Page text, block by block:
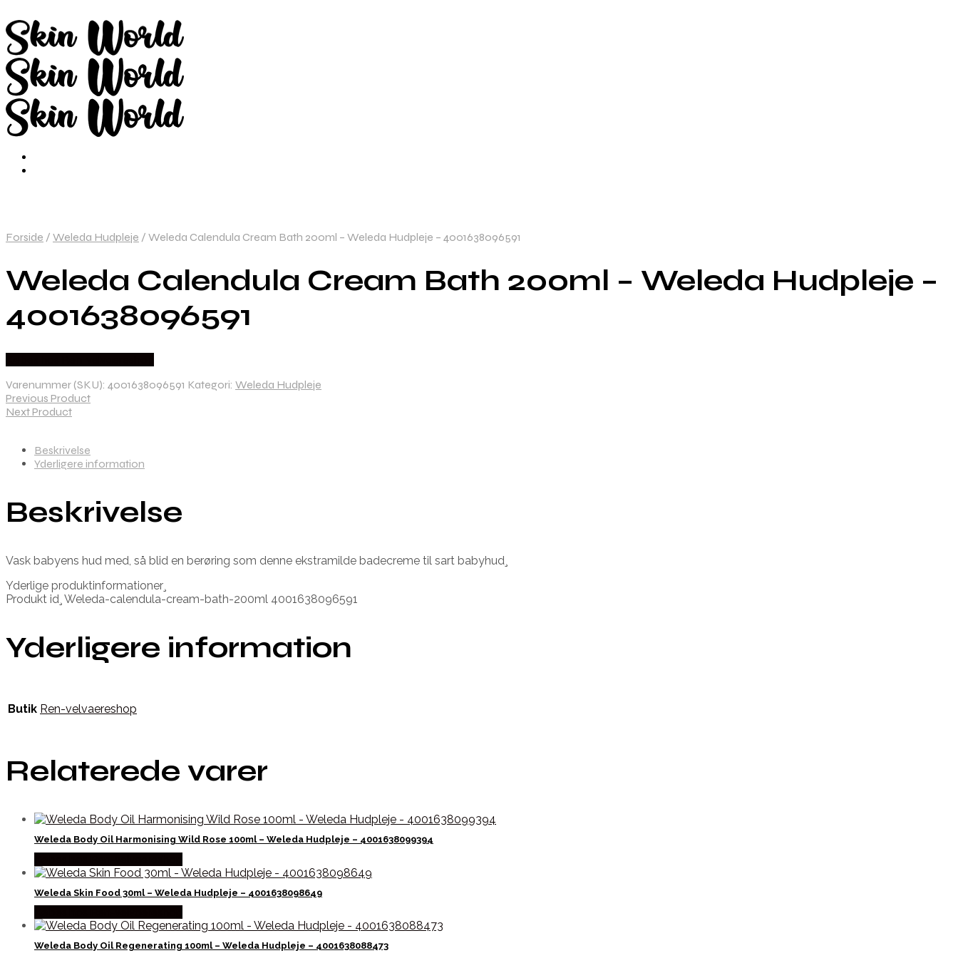
Forside / Weleda Hudpleje / Weleda Calendula Cream Bath 200ml – Weleda Hudpleje – 4001638096591
Weleda Calendula Cream Bath 200ml – Weleda Hudpleje –
4001638096591
Varenummer (SKU): 4001638096591 Kategori: Weleda Hudpleje
Previous Product
Next Product
Beskrivelse
Yderligere information
Beskrivelse
Vask babyens hud med, så blid en berøring som denne ekstramilde badecreme til sart babyhud¸
Yderlige produktinformationer¸
Produkt id¸ Weleda-calendula-cream-bath-200ml 4001638096591
Yderligere information
Butik Ren-velvaereshop
Relaterede varer
Weleda Body Oil Harmonising Wild Rose 100ml – Weleda Hudpleje – 4001638099394
Weleda Skin Food 30ml – Weleda Hudpleje – 4001638098649
Weleda Body Oil Regenerating 100ml – Weleda Hudpleje – 4001638088473